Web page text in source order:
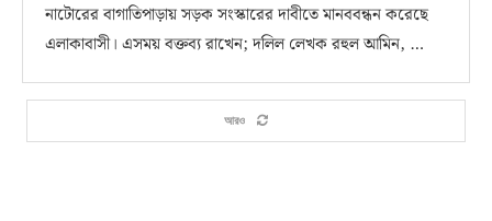
নাটোরের বাগাতিপাড়ায় সড়ক সংস্কারের দাবীতে মানববন্ধন করেছে
এলাকাবাসী। এসময় বক্তব্য রাখেন; দলিল লেখক রহুল আমিন, …
আরও